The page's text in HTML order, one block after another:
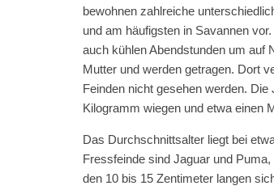
bewohnen zahlreiche
und am häufigsten in Savannen
auch kühlen Abendstunden um auf
Mutter und werden getragen. Dort
Feinden nicht gesehen werden.
Kilogramm wiegen und etwa einen
Das Durchschnittsalter liegt bei
Fressfeinde sind Jaguar und
den 10 bis 15 Zentimeter langen